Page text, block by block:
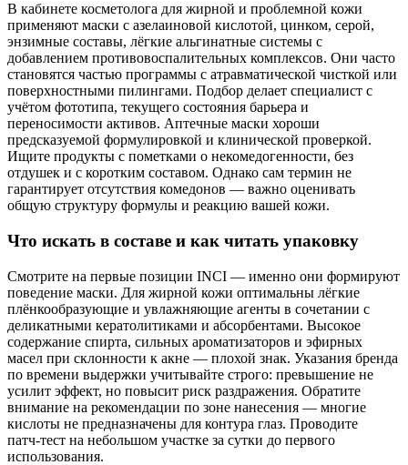
В кабинете косметолога для жирной и проблемной кожи
применяют маски с азелаиновой кислотой, цинком, серой,
энзимные составы, лёгкие альгинатные системы с
добавлением противовоспалительных комплексов. Они часто
становятся частью программы с атравматической чисткой или
поверхностными пилингами. Подбор делает специалист с
учётом фототипа, текущего состояния барьера и
переносимости активов. Аптечные маски хороши
предсказуемой формулировкой и клинической проверкой.
Ищите продукты с пометками о некомедогенности, без
отдушек и с коротким составом. Однако сам термин не
гарантирует отсутствия комедонов — важно оценивать
общую структуру формулы и реакцию вашей кожи.
Что искать в составе и как читать упаковку
Смотрите на первые позиции INCI — именно они формируют
поведение маски. Для жирной кожи оптимальны лёгкие
плёнкообразующие и увлажняющие агенты в сочетании с
деликатными кератолитиками и абсорбентами. Высокое
содержание спирта, сильных ароматизаторов и эфирных
масел при склонности к акне — плохой знак. Указания бренда
по времени выдержки учитывайте строго: превышение не
усилит эффект, но повысит риск раздражения. Обратите
внимание на рекомендации по зоне нанесения — многие
кислоты не предназначены для контура глаз. Проводите
патч‑тест на небольшом участке за сутки до первого
использования.